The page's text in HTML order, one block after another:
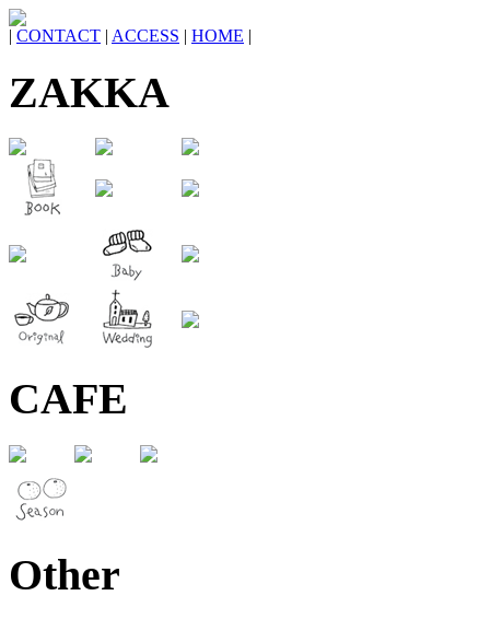
| CONTACT | ACCESS | HOME |
ZAKKA
CAFE
Other